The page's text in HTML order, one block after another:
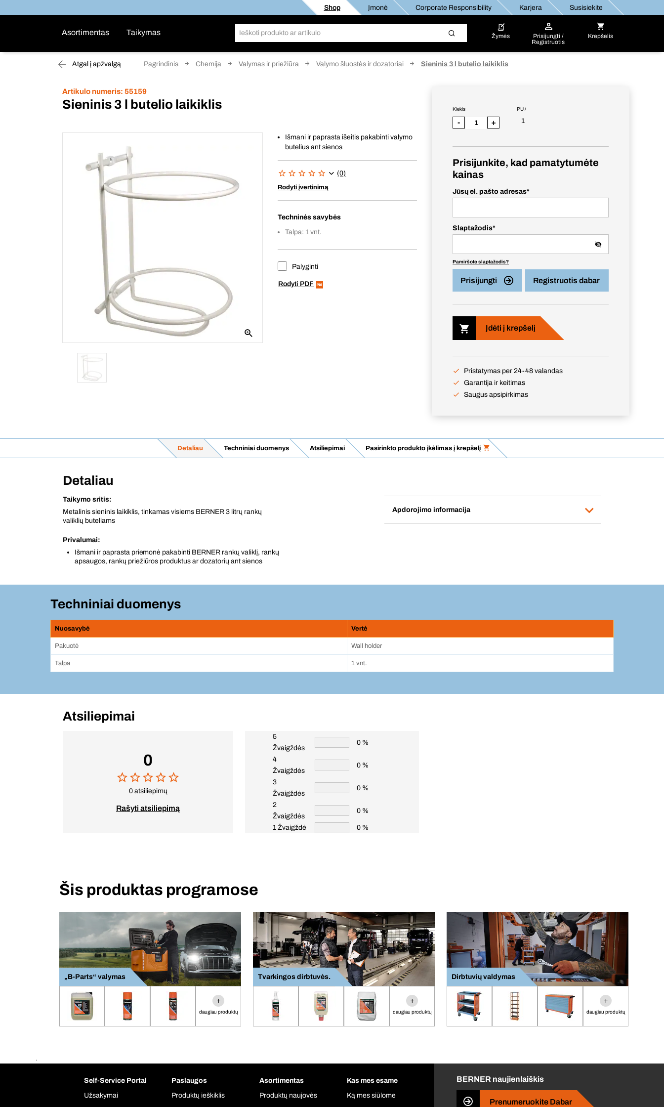
Shop Įmonė Corporate Responsibility Karjera Susisiekite
Asortimentas Taikymas Žymės
Prisijungti /
Registruotis
Krepšelis
Atgal į apžvalgą Pagrindinis Chemija Valymas ir priežiūra Valymo šluostės ir dozatoriai Sieninis 3 l butelio laikiklis
Artikulo numeris: 55159
Sieninis 3 l butelio laikiklis
Išmani ir paprasta išeitis pakabinti valymo
butelius ant sienos
(0)
Rodyti įvertinimą
Techninės savybės
Talpa: 1 vnt.
Palyginti
Rodyti PDF
PU /
1
Kiekis
- +
Prisijunkite, kad pamatytumėte
kainas
Jūsų el. pašto adresas*
Slaptažodis*
Pamiršote slaptažodis?
Prisijungti Registruotis dabar
Įdėti į krepšelį
Pristatymas per 24-48 valandas
Garantija ir keitimas
Saugus apsipirkimas
Detaliau Techniniai duomenys Atsiliepimai Pasirinkto produkto įkėlimas į krepšelį
Detaliau
Taikymo sritis:
Metalinis sieninis laikiklis, tinkamas visiems BERNER 3 litrų rankų
valiklių buteliams
Privalumai:
Išmani ir paprasta priemonė pakabinti BERNER rankų valiklį, rankų
apsaugos, rankų priežiūros produktus ar dozatorių ant sienos
Apdorojimo informacija
Techniniai duomenys
Nuosavybė Vertė
Pakuotė Wall holder
Talpa 1 vnt.
Atsiliepimai
0
0 atsiliepimų
Rašyti atsiliepimą
5
Žvaigždės
0 %
4
Žvaigždės
0 %
3
Žvaigždės
0 %
2
Žvaigždės
0 %
1 Žvaigždė 0 %
Šis produktas programose
„B-Parts“ valymas
+
daugiau produktų
Tvarkingos dirbtuvės.
+
daugiau produktų
Dirbtuvių valdymas
+
daugiau produktų
.
Self-Service Portal
Užsakymai
Paslaugos
Produktų ieškiklis
Asortimentas
Produktų naujovės
Kas mes esame
Ką mes siūlome
BERNER naujienlaiškis
Prenumeruokite Dabar